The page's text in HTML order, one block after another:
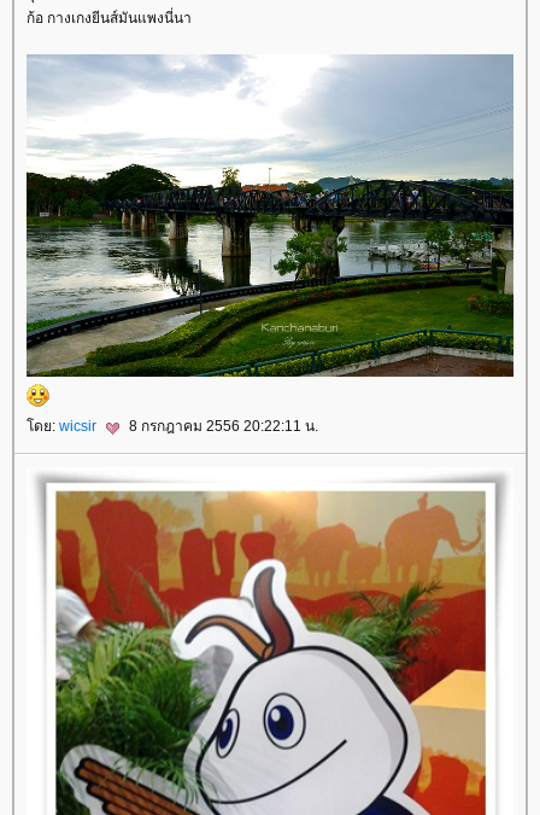
ก้อ กางเกงยีนส์มันแพงนี่นา
ดย: wicsir 8 กรกฎาคม 2556 20:22:11 น.